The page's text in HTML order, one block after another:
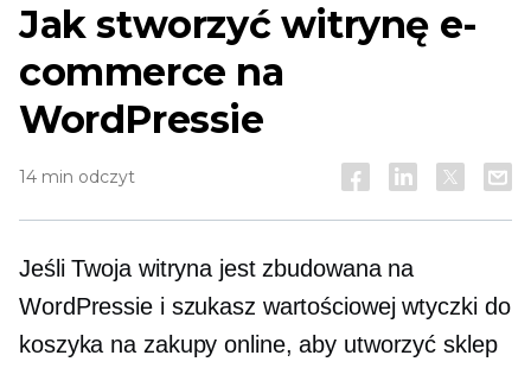
Jak stworzyć witrynę e-
commerce na
WordPressie
14 min odczyt
Jeśli Twoja witryna jest zbudowana na
WordPressie i szukasz wartościowej wtyczki do
koszyka na zakupy online, aby utworzyć sklep